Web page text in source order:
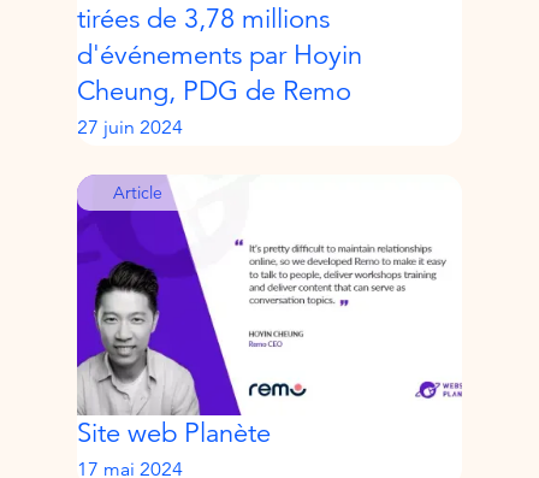
tirées de 3,78 millions
d'événements par Hoyin
Cheung, PDG de Remo
27 juin 2024
Article
Site web Planète
17 mai 2024